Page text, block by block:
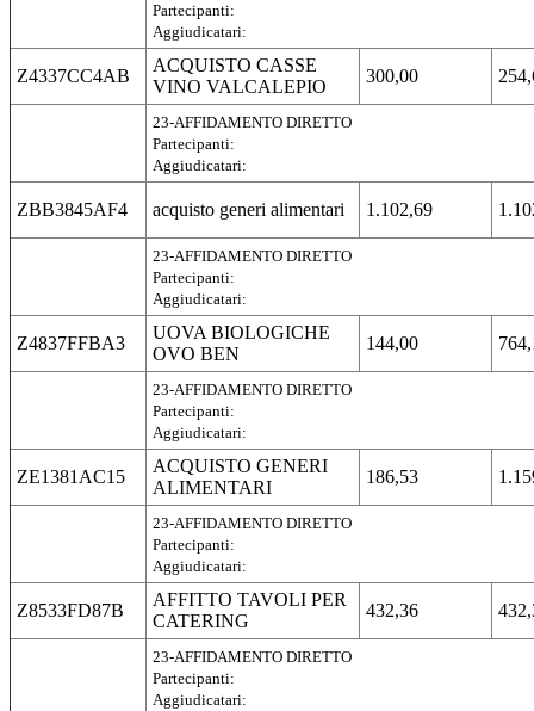
Partecipanti:
Aggiudicatari:
Z4337CC4AB
ACQUISTO CASSE
VINO VALCALEPIO
300,00
23-AFFIDAMENTO DIRETTO
Partecipanti:
Aggiudicatari:
ZBB3845AF4 acquisto generi alimentari 1.102,69
23-AFFIDAMENTO DIRETTO
Partecipanti:
Aggiudicatari:
Z4837FFBA3
UOVA BIOLOGICHE
OVO BEN
144,00
23-AFFIDAMENTO DIRETTO
Partecipanti:
Aggiudicatari:
ZE1381AC15
ACQUISTO GENERI
ALIMENTARI
186,53
23-AFFIDAMENTO DIRETTO
Partecipanti:
Aggiudicatari:
Z8533FD87B
AFFITTO TAVOLI PER
CATERING
432,36
23-AFFIDAMENTO DIRETTO
Partecipanti:
Aggiudicatari: